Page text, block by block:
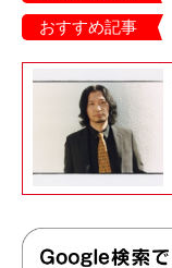
おすすめ記事